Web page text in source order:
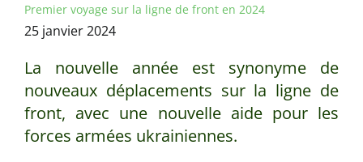
Premier voyage sur la ligne de front en 2024
25 janvier 2024
La nouvelle année est synonyme de
nouveaux déplacements sur la ligne de
front, avec une nouvelle aide pour les
forces armées ukrainiennes.